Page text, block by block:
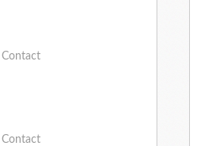
Contact
Contact